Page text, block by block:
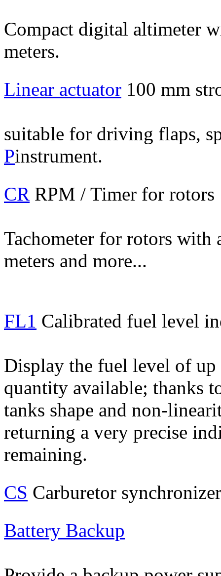
Compact digital altimeter
meters.
Linear actuator 100 mm
suitable for driving flaps,
Pinstrument.
CR RPM / Timer for rotors
Tachometer for rotors
meters and more...
FL1 Calibrated fuel level
Display the fuel level of
quantity available; thanks
tanks shape and non-
returning a very precise
remaining.
CS Carburetor synchronizer
Battery Backup